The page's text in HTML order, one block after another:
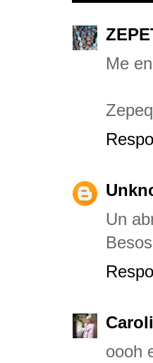
Me
Un
Besos
oooh